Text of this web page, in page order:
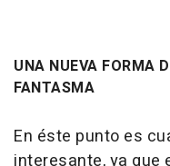
UNA NUEVA FORMA
FANTASMA
En éste punto es